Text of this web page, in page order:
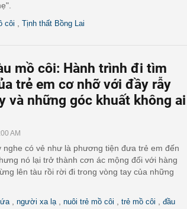
côi Tịnh thất Bồng Lai
mồ côi: Hành trình đi tìm
trẻ em cơ nhỡ với đầy rẫy
và những góc khuất không ai
AM
nghe có vẻ như là phương tiện đưa trẻ em đến
nó lại trở thành cơn ác mộng đối với hàng
lên tàu rồi rời đi trong vòng tay của những
người xa lạ nuôi trẻ mồ côi trẻ mồ côi
đầu